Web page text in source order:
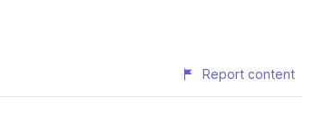
Report content